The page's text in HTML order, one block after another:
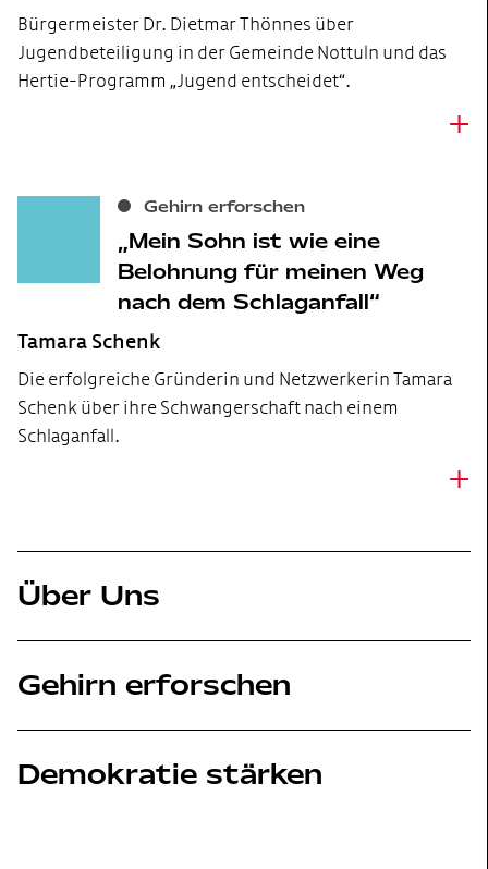
Bürgermeister Dr. Dietmar Thönnes über
Jugendbeteiligung in der Gemeinde Nottuln und das
Hertie-Programm „Jugend entscheidet“.
+
Gehirn erforschen
Mein Sohn ist wie eine
Belohnung für meinen Weg
nach dem Schlaganfall
Tamara Schenk
Die erfolgreiche Gründerin und Netzwerkerin Tamara
Schenk über ihre Schwangerschaft nach einem
Schlaganfall.
+
Über Uns
Gehirn erforschen
Demokratie stärken